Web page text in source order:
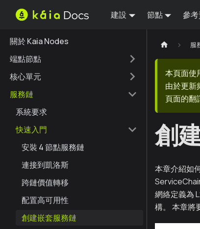
建設 節點 參
關於 Kaia Nodes
端點節點
核心單元
服務鏈
系統要求
快速入門
安裝 4 節點服務鏈
連接到凱洛斯
跨鏈價值轉移
配置高可用性
創建嵌套服務鏈
服
本頁面使
由於更新
頁面的翻
創
本章介紹如
網絡定義為
構。 本章將